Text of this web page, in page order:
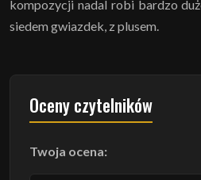
kompozycji nadal robi bardzo
siedem gwiazdek, z plusem.
Oceny czytelników
Twoja ocena: